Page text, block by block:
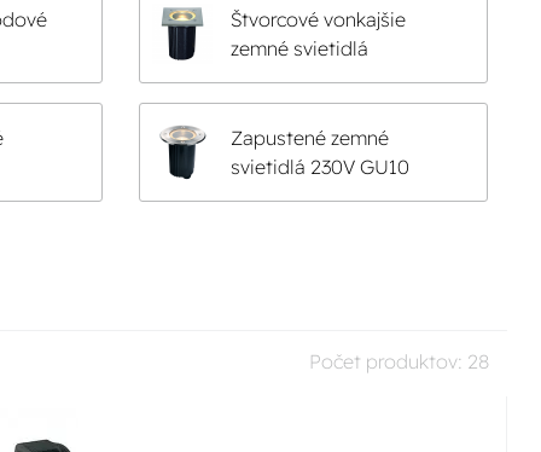
Štvorcové vonkajšie
zemné svietidlá
Zapustené zemné
svietidlá 230V GU10
Počet produktov: 28